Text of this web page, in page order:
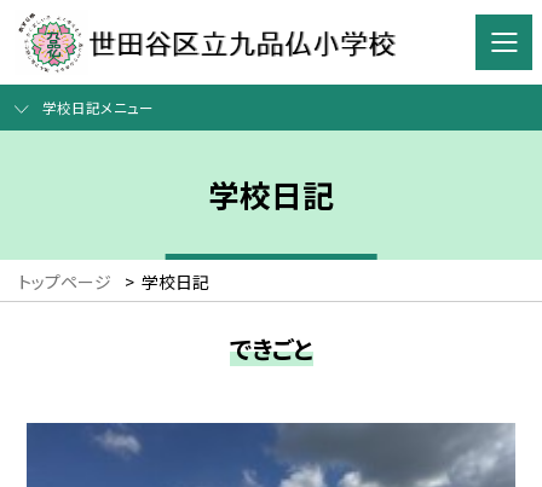
学校日記メニュー
学校日記
トップページ > 学校日記
できごと